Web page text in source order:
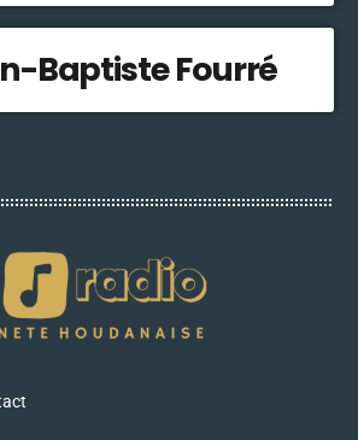
Baptiste Fourré